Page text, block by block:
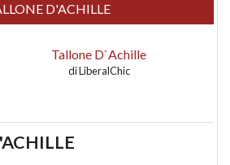
D'ACHILLE
Tallone D`Achille
diLiberalChic